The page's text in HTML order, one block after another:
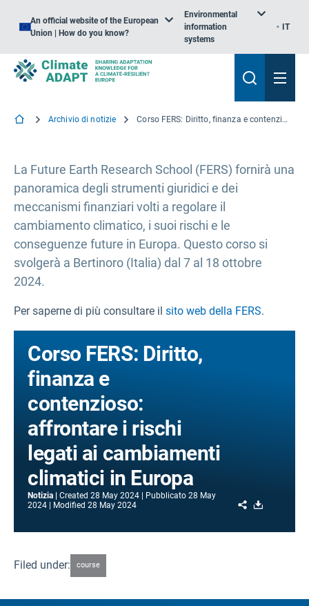
An official website of the European
Union | How do you know?
Environmental
information
systems
IT
Archivio di notizie Corso FERS: Diritto, finanza e contenzioso: affrontare i rischi legati ai cambiamenti climatici in Europa
La Future Earth Research School (FERS) fornirà una
panoramica degli strumenti giuridici e dei
meccanismi finanziari volti a regolare il
cambiamento climatico, i suoi rischi e le
conseguenze future in Europa. Questo corso si
svolgerà a Bertinoro (Italia) dal 7 al 18 ottobre
2024.
Per saperne di più consultare il sito web della FERS.
Corso FERS: Diritto,
finanza e
contenzioso:
affrontare i rischi
legati ai cambiamenti
climatici in Europa
Notizia Created 28 May 2024 Pubblicato 28 May
2024
Modified 28 May 2024 Share
Filed under: course